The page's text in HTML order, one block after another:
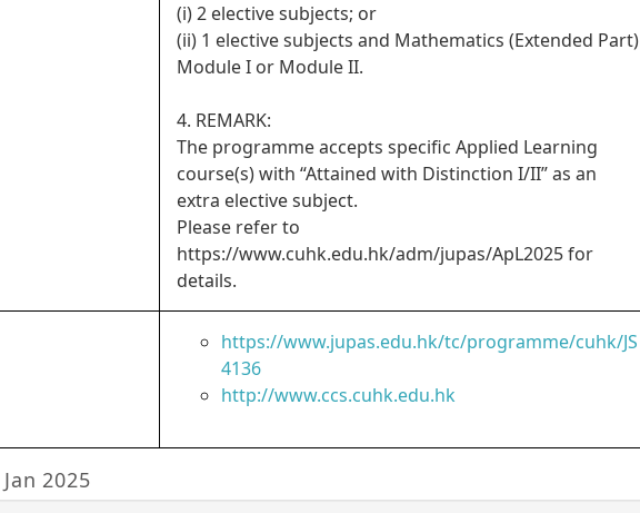
(i) 2 elective subjects; or
(ii) 1 elective subjects and Mathematics (Extended Part)
Module I or Module II.
4. REMARK:
The programme accepts specific Applied Learning
course(s) with “Attained with Distinction I/II” as an
extra elective subject.
Please refer to
https://www.cuhk.edu.hk/adm/jupas/ApL2025 for
details.
https://www.jupas.edu.hk/tc/programme/cuhk/JS
4136
http://www.ccs.cuhk.edu.hk
2025